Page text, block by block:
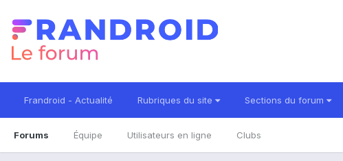
Frandroid - Actualité Rubriques du site Sections du forum
Forums Équipe Utilisateurs en ligne Clubs